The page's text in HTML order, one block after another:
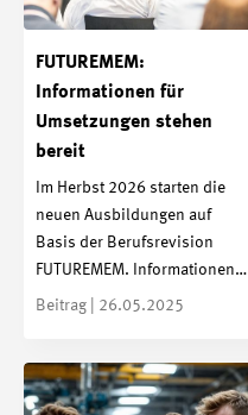
FUTUREMEM:
Informationen für
Umsetzungen stehen
bereit
Im Herbst 2026 starten die
neuen Ausbildungen auf
Basis der Berufsrevision
FUTUREMEM. Informationen…
Beitrag | 26.05.2025